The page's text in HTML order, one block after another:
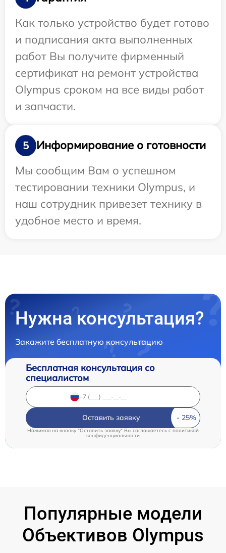
Как только устройство будет готово
и подписания акта выполненных
работ Вы получите фирменный
сертификат на ремонт устройства
Olympus сроком на все виды работ
и запчасти.
5
Информирование о готовности
Мы сообщим Вам о успешном
тестировании техники Olympus, и
наш сотрудник привезет технику в
удобное место и время.
Нужна консультация?
Закажите бесплатную консультацию
Бесплатная консультация со
специалистом
Оставить заявку
Нажимая на кнопку "Оставить заявку" Вы соглашаетесь cполитикой
конфиденциальности
Популярные модели
Объективов Olympus